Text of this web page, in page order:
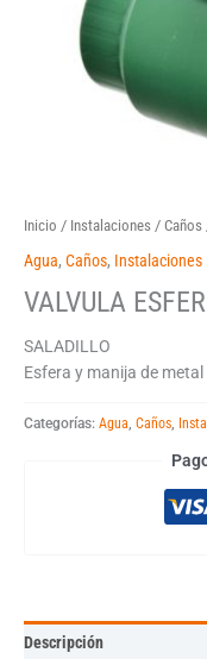
Inicio / Instalaciones / Caños
Agua, Caños, Instalaciones
VALVULA
SALADILLO
Esfera y manija de metal
Categorías: Agua Caños
Descripción